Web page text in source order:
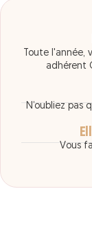
Toute l'année,
adhérent
N’oubliez pas
Vous